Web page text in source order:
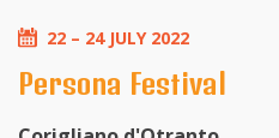
22 – 24 JULY 2022
Persona Festival